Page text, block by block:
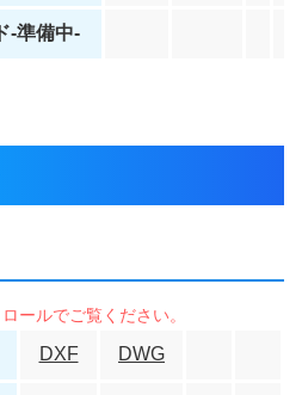
-準備中-
DXF DWG